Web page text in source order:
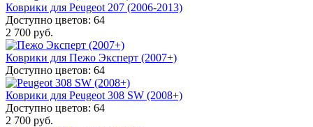
Коврики для Peugeot 207 (2006-2013)
Доступно цветов: 64
2 700 руб.
Коврики для Пежо Эксперт (2007+)
Доступно цветов: 64
Коврики для Peugeot 308 SW (2008+)
Доступно цветов: 64
2 700 руб.